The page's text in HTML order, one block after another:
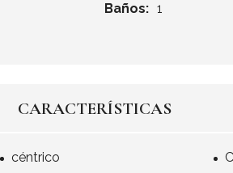
Baños: 1
CARACTERÍSTICAS
céntrico